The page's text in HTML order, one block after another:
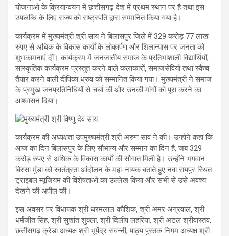
योजनाओं के क्रियान्वयन में छत्तीसगढ़ देश में प्रथम स्थान पर है तथा इस
उपलब्धि के लिए राज्य को राष्ट्रपति द्वारा सम्मानित किया गया है।
कार्यक्रम में मुख्यमंत्री श्री साय ने बिलासपुर जिले में 329 करोड़ 77 लाख
रुपए से अधिक के विकास कार्यों के लोकार्पण और शिलान्यास पर जनता को
शुभकामनाएं दीं। कार्यक्रम में जनजातीय समाज के प्रतिभाशाली विद्यार्थियों,
सांस्कृतिक कार्यक्रम प्रस्तुत करने वाले कलाकारों, समाजसेवियों तथा स्कैच
तैयार करने वाली दीपिका ध्रुव को सम्मानित किया गया। मुख्यमंत्री ने समाज
के प्रमुख जनप्रतिनिधियों से चर्चा की और उनकी मांगों को पूरा करने का
आश्वासन दिया।
कार्यक्रम की अध्यक्षता उपमुख्यमंत्री श्री अरुण साव ने की। उन्होंने कहा कि
आज का दिन बिलासपुर के लिए सौभाग्य और सम्मान का दिन है, जब 329
करोड़ रुपए से अधिक के विकास कार्यों की सौगात मिली है। उन्होंने भगवान
बिरसा मुंडा को स्वतंत्रता आंदोलन के महा-नायक बताते हुए नवा रायपुर स्थित
ट्राइबल म्यूजियम की विशेषताओं का उल्लेख किया और सभी से उसे अवश्य
देखने की अपील की।
इस अवसर पर विधायक श्री धरमलाल कौशिक, श्री अमर अग्रवाल, श्री
धर्मजीत सिंह, श्री सुशांत शुक्ला, श्री दिलीप लहरिया, श्री अटल श्रीवास्तव,
छत्तीसगढ़ क्रेडा अध्यक्ष श्री भूपेंद्र सवन्नी, पाठ्य पुस्तक निगम अध्यक्ष श्री